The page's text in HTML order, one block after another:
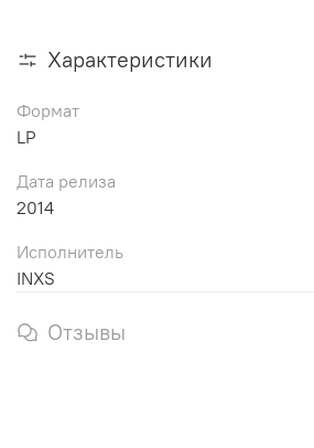
Характеристики
Формат
LP
Дата релиза
2014
Исполнитель
INXS
Отзывы